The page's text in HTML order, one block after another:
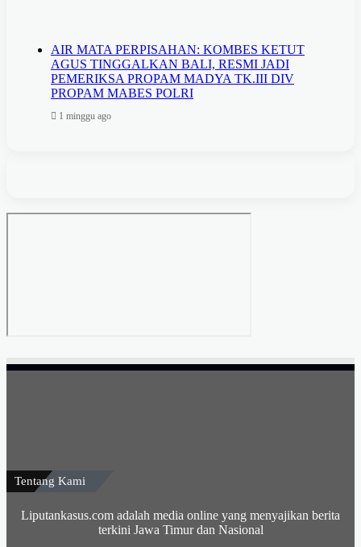
AIR MATA PERPISAHAN: KOMBES KETUT
AGUS TINGGALKAN BALI, RESMI JADI
PEMERIKSA PROPAM MADYA TK.III DIV
PROPAM MABES POLRI
1 minggu ago
Tentang Kami
Liputankasus.com adalah media online yang menyajikan berita
terkini Jawa Timur dan Nasional